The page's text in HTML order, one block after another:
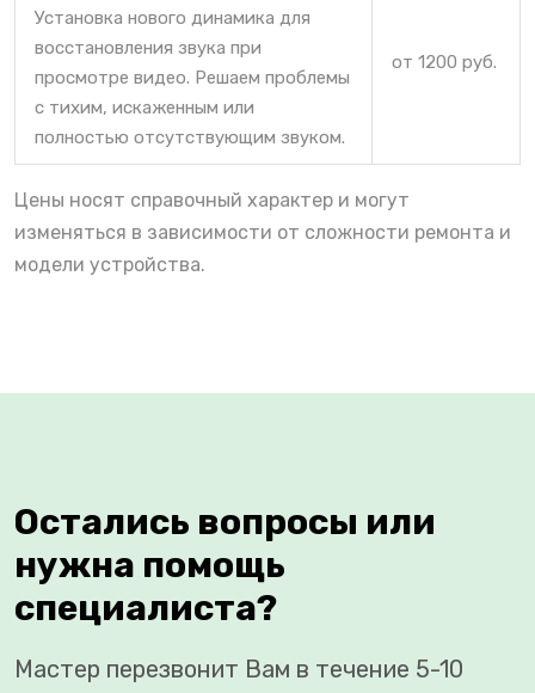
Установка нового динамика для
восстановления звука при
просмотре видео. Решаем проблемы
с тихим, искаженным или
полностью отсутствующим звуком.
от 1200 руб.
Цены носят справочный характер и могут
изменяться в зависимости от сложности ремонта и
модели устройства.
Остались вопросы или
нужна помощь
специалиста?
Мастер перезвонит Вам в течение 5-10